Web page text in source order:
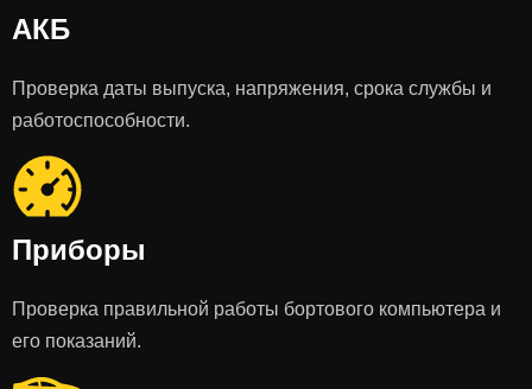
АКБ
Проверка даты выпуска, напряжения, срока службы и
работоспособности.
Приборы
Проверка правильной работы бортового компьютера и
его показаний.